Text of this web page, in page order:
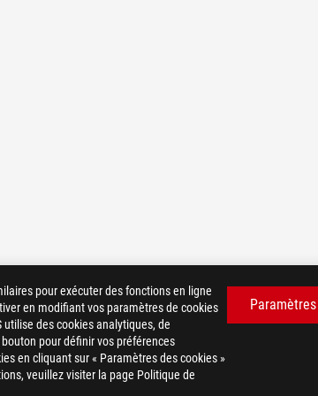
pour exécuter des fonctions en ligne
en modifiant vos paramètres de cookies
des cookies analytiques, de
pour définir vos préférences
en cliquant sur « Paramètres des cookies »
veuillez visiter la page Politique de